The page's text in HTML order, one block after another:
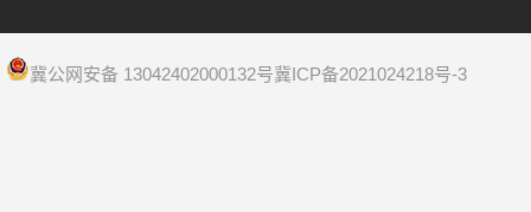
冀公网安备 13042402000132号冀ICP备2021024218号-3